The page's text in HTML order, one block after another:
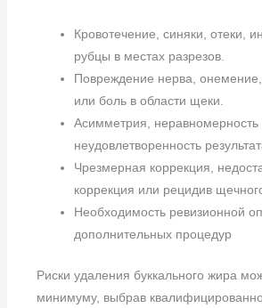
Кровотечение, синяки, отеки,
рубцы в местах разрезов.
Повреждение нерва,
или боль в области щеки.
Асимметрия, неравномерность
неудовлетворенность
Чрезмерная коррекция,
коррекция или рецидив
Необходимость ревизионной
дополнительных процедур
Риски удаления буккального жира
минимуму, выбрав